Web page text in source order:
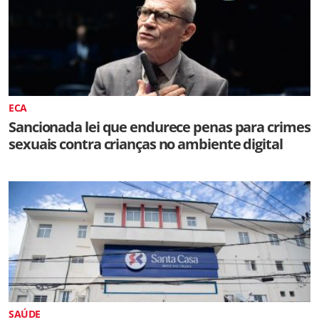
ECA
Sancionada lei que endurece penas para crimes
sexuais contra crianças no ambiente digital
SAÚDE